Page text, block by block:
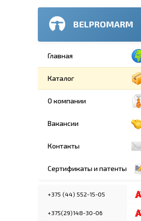
BELPROMARM
Главная
Каталог
О компании
Вакансии
Контакты
Сертификаты и патенты
+375 (44) 552-15-05
+375(29)148-30-06